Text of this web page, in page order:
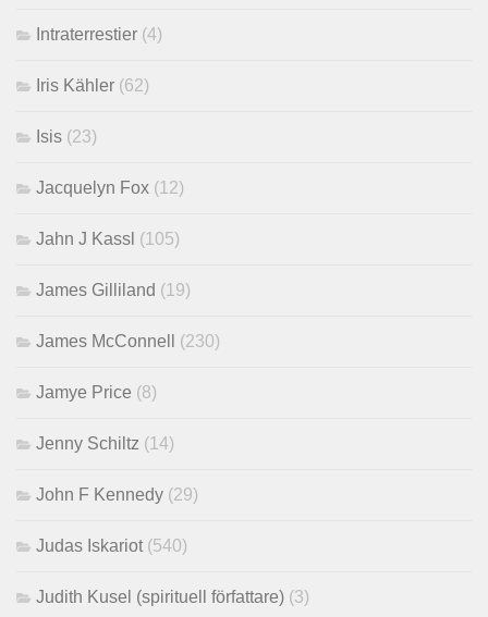
Intraterrestier (4)
Iris Kähler (62)
Isis (23)
Jacquelyn Fox (12)
Jahn J Kassl (105)
James Gilliland (19)
James McConnell (230)
Jamye Price (8)
Jenny Schiltz (14)
John F Kennedy (29)
Judas Iskariot (540)
Judith Kusel (spirituell författare) (3)